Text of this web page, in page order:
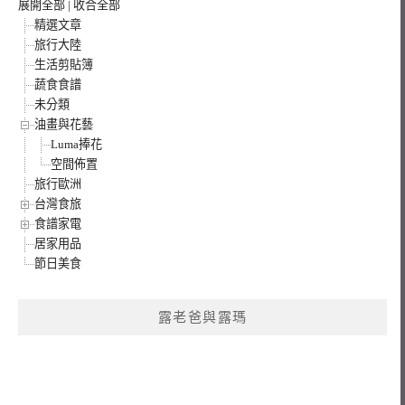
展開全部 | 收合全部
精選文章
旅行大陸
生活剪貼簿
蔬食食譜
未分類
油畫與花藝
Luma捧花
空間佈置
旅行歐洲
台灣食旅
食譜家電
居家用品
節日美食
露老爸與露瑪